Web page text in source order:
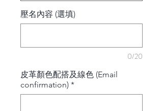
壓名內容 (選填)
0/20
皮革顏色配搭及線色 (Email
confirmation) *